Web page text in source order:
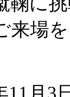
来場